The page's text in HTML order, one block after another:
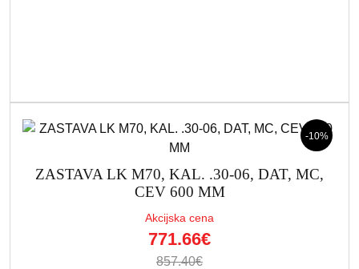
-10%
ZASTAVA LK M70, KAL. .30-06, DAT, MC,
CEV 600 MM
Akcijska cena
771.66€
857.40€